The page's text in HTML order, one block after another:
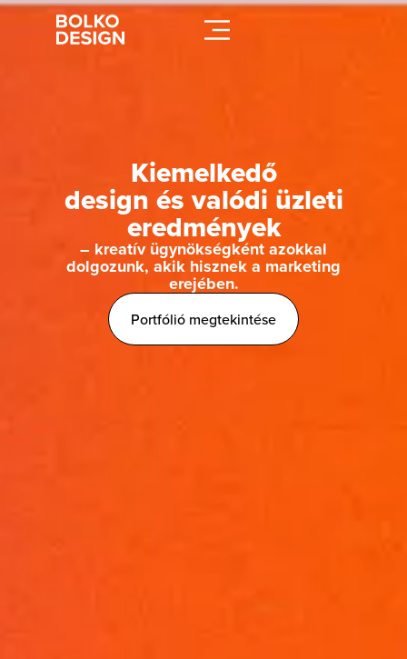
Szolgáltatásaink
Munkáink
Rólunk
Esettanulmányok
Karrier
Kiemelkedő
design és valódi üzleti
eredmények
– kreatív ügynökségként azokkal
dolgozunk, akik hisznek a marketing
erejében.
Portfólió megtekintése